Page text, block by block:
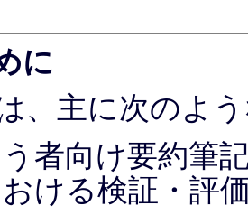
に
、主に次のよ
者向け要約筆
ける検証・評